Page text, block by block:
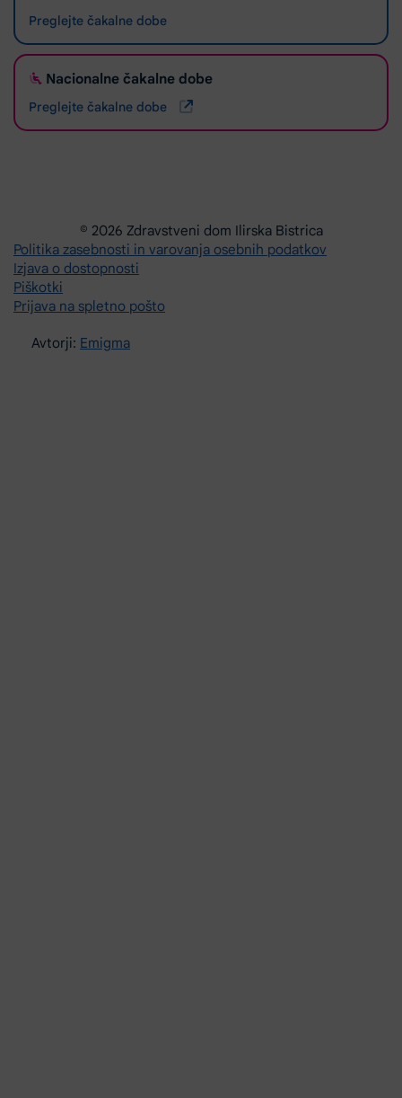
Preglejte čakalne dobe
Nacionalne čakalne dobe
Preglejte čakalne dobe
© 2026 Zdravstveni dom Ilirska Bistrica
Politika zasebnosti in varovanja osebnih podatkov
Izjava o dostopnosti
Piškotki
Prijava na spletno pošto
Avtorji: Emigma